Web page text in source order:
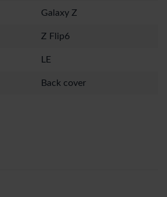
Galaxy Z
Z Flip6
LE
Back cover